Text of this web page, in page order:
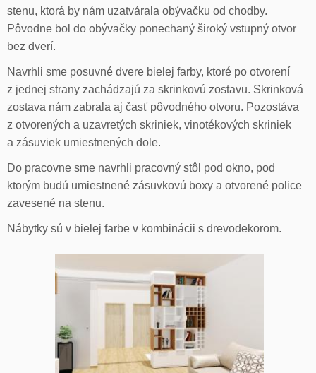
stenu, ktorá by nám uzatvárala obývačku od chodby.
Pôvodne bol do obývačky ponechaný široký vstupný otvor
bez dverí.
Navrhli sme posuvné dvere bielej farby, ktoré po otvorení
z jednej strany zachádzajú za skrinkovú zostavu. Skrinková
zostava nám zabrala aj časť pôvodného otvoru. Pozostáva
z otvorených a uzavretých skriniek, vinotékových skriniek
a zásuviek umiestnených dole.
Do pracovne sme navrhli pracovný stôl pod okno, pod
ktorým budú umiestnené zásuvkovú boxy a otvorené police
zavesené na stenu.
Nábytky sú v bielej farbe v kombinácii s drevodekorom.